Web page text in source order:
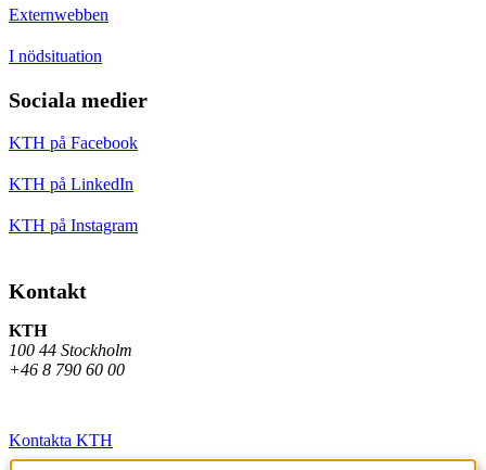
Externwebben
I nödsituation
Sociala medier
KTH på Facebook
KTH på LinkedIn
KTH på Instagram
Kontakt
KTH
100 44 Stockholm
+46 8 790 60 00
Kontakta KTH